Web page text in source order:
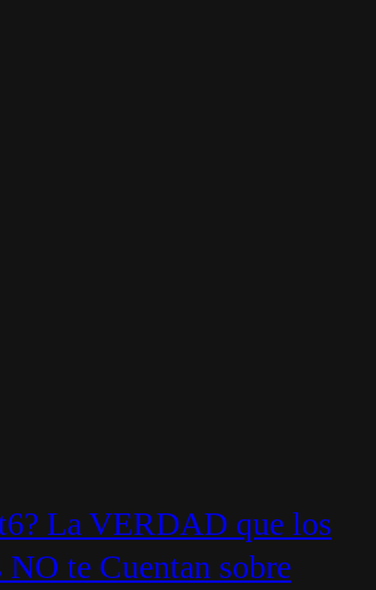
La VERDAD que los
NO te Cuentan sobre